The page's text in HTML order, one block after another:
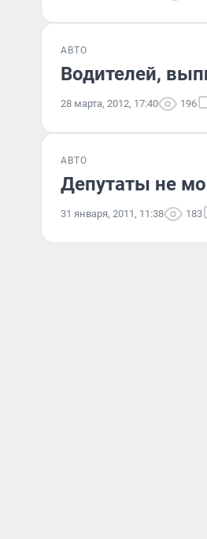
АВТО
Водителей,
28 марта, 2012, 17:40 196
АВТО
Депутаты не
31 января, 2011, 11:38 183